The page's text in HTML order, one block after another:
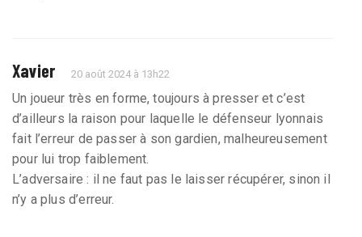
Xavier 20 août 2024 à 13h22
Un joueur très en forme, toujours à presser et c’est
d’ailleurs la raison pour laquelle le défenseur lyonnais
fait l’erreur de passer à son gardien, malheureusement
pour lui trop faiblement.
L’adversaire : il ne faut pas le laisser récupérer, sinon il
n’y a plus d’erreur.